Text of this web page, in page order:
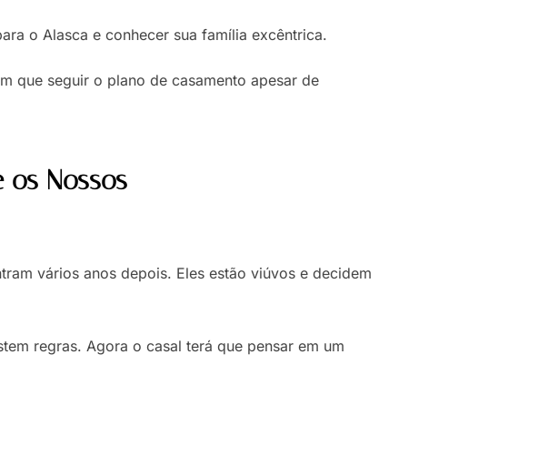
o Alasca e conhecer sua família excêntrica.
que seguir o plano de casamento apesar de
os Nossos
vários anos depois. Eles estão viúvos e decidem
regras. Agora o casal terá que pensar em um